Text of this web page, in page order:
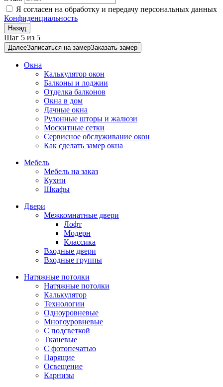
Я согласен на обработку и передачу персональных данных
Конфиденциальность
Назад
Шаг 5 из 5
ДалееЗаписаться на замерЗаказать замер
Окна
Калькулятор окон
Балконы и лоджии
Отделка балконов
Окна в дом
Дачные окна
Рулонные шторы и жалюзи
Москитные сетки
Сервисное обслуживание окон
Как сделать замер окна
Мебель
Мебель на заказ
Кухни
Шкафы
Двери
Межкомнатные двери
Лофт
Модерн
Классика
Входные двери
Входные группы
Натяжные потолки
Натяжные потолки
Калькулятор
Технологии
Одноуровневые
Многоуровневые
С подсветкой
Тканевые
С фотопечатью
Парящие
Освещение
Карнизы